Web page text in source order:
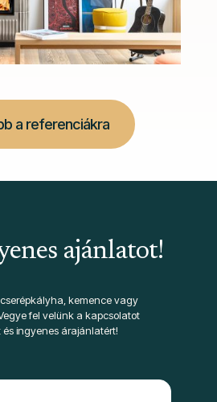
a referenciákra
ajánlatot!
kemence vagy
fel velünk a kapcsolatot
ingyenes árajánlatért!